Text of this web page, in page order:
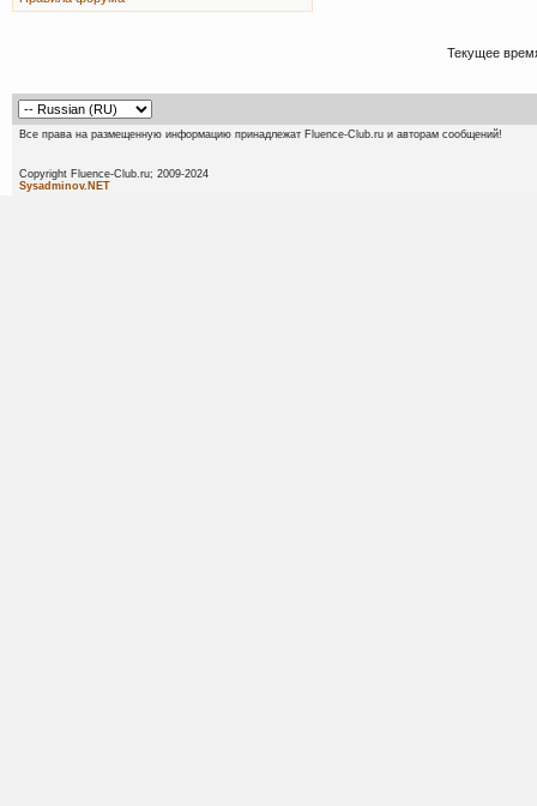
Текущее
Все права на размещенную информацию принадлежат Fluence-Club.ru и авторам сообщений!
Copyright Fluence-Club.ru;
Sysadminov.NET